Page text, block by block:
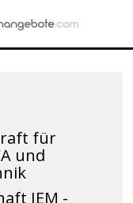
für
und
IEM -